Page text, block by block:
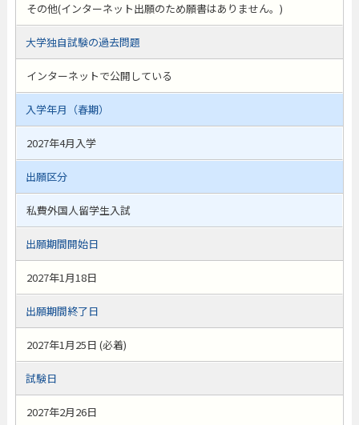
その他(インターネット出願のため願書はありません。)
大学独自試験の過去問題
インターネットで公開している
入学年月（春期）
2027年4月入学
出願区分
私費外国人留学生入試
出願期間開始日
2027年1月18日
出願期間終了日
2027年1月25日 (必着)
試験日
2027年2月26日